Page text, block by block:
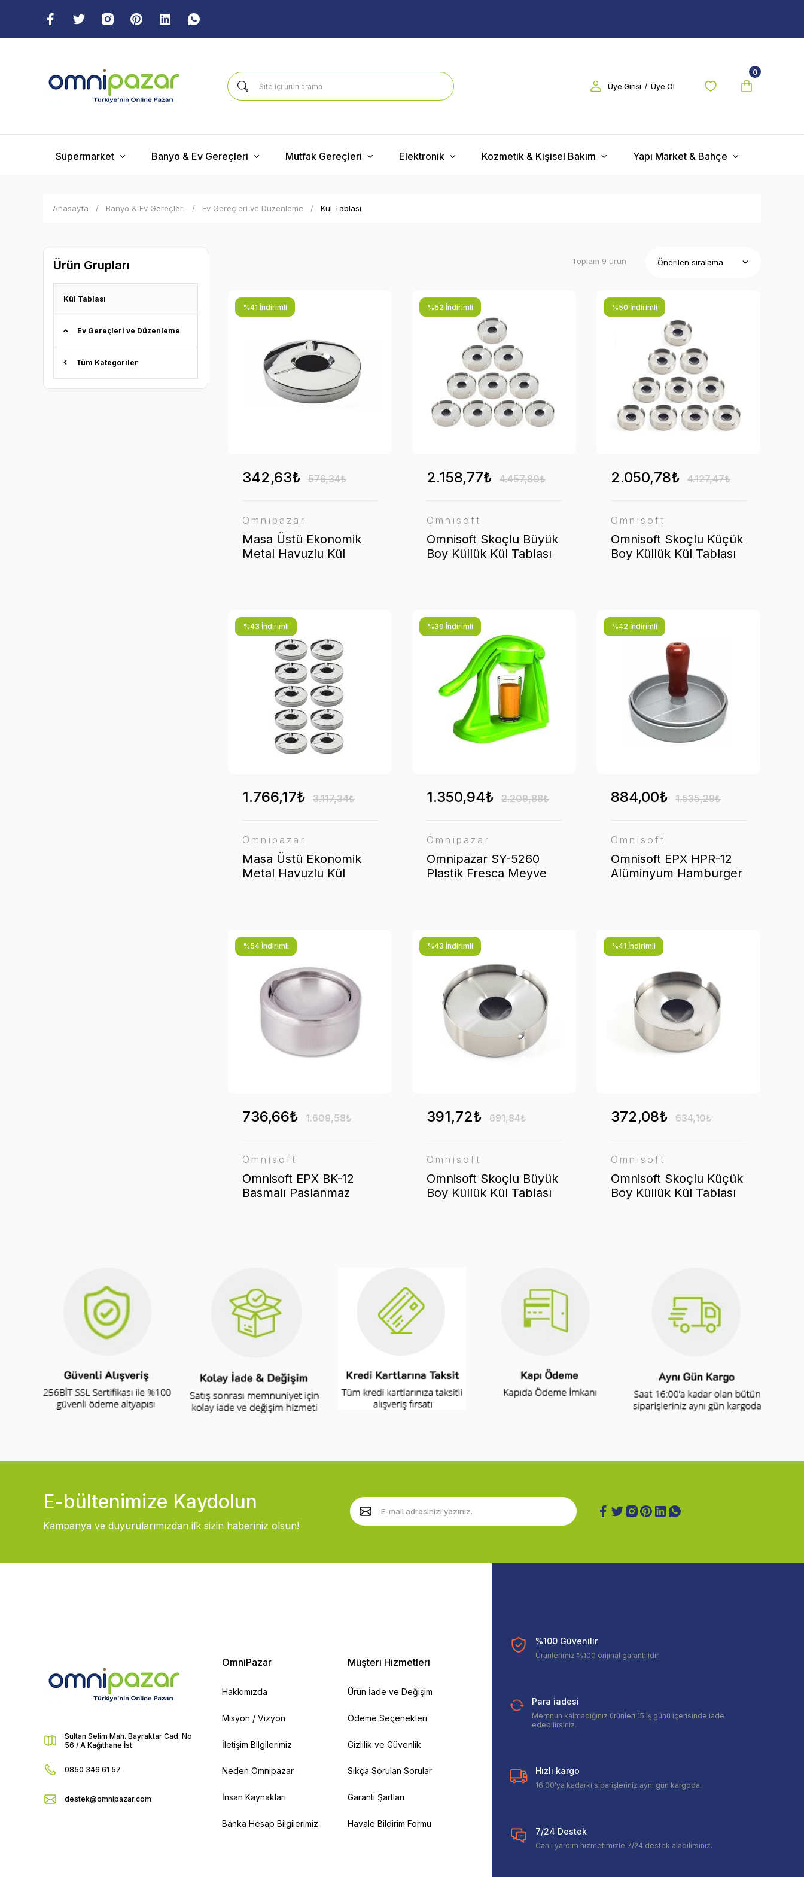
Üye Girişi / Üye Ol
0
Süpermarket Banyo & Ev Gereçleri Mutfak Gereçleri Elektronik Kozmetik & Kişisel Bakım Yapı Market & Bahçe
Anasayfa Banyo & Ev Gereçleri Ev Gereçleri ve Düzenleme Kül Tablası
Ürün Grupları
Kül Tablası
Ev Gereçleri ve Düzenleme
Tüm Kategoriler
Toplam 9 ürün
%41 İndirimli
342,63₺ 576,34₺
Omnipazar
Masa Üstü Ekonomik
Metal Havuzlu Kül
%52 İndirimli
2.158,77₺ 4.457,80₺
Omnisoft
Omnisoft Skoçlu Büyük
Boy Küllük Kül Tablası
%50 İndirimli
2.050,78₺ 4.127,47₺
Omnisoft
Omnisoft Skoçlu Küçük
Boy Küllük Kül Tablası
%43 İndirimli
1.766,17₺ 3.117,34₺
Omnipazar
Masa Üstü Ekonomik
Metal Havuzlu Kül
%39 İndirimli
1.350,94₺ 2.209,88₺
Omnipazar
Omnipazar SY-5260
Plastik Fresca Meyve
%42 İndirimli
884,00₺ 1.535,29₺
Omnisoft
Omnisoft EPX HPR-12
Alüminyum Hamburger
%54 İndirimli
736,66₺ 1.609,58₺
Omnisoft
Omnisoft EPX BK-12
Basmalı Paslanmaz
%43 İndirimli
391,72₺ 691,84₺
Omnisoft
Omnisoft Skoçlu Büyük
Boy Küllük Kül Tablası
%41 İndirimli
372,08₺ 634,10₺
Omnisoft
Omnisoft Skoçlu Küçük
Boy Küllük Kül Tablası
E-bültenimize Kaydolun
Kampanya ve duyurularımızdan ilk sizin haberiniz olsun!
Sultan Selim Mah. Bayraktar Cad. No
56 / A Kağıthane İst.
0850 346 61 57
destek@omnipazar.com
OmniPazar
Hakkımızda
Misyon / Vizyon
İletişim Bilgilerimiz
Neden Omnipazar
İnsan Kaynakları
Banka Hesap Bilgilerimiz
Müşteri Hizmetleri
Ürün İade ve Değişim
Ödeme Seçenekleri
Gizlilik ve Güvenlik
Sıkça Sorulan Sorular
Garanti Şartları
Havale Bildirim Formu
%100 Güvenilir
Ürünlerimiz %100 orijinal garantilidir.
Para iadesi
Memnun kalmadığınız ürünleri 15 iş günü içerisinde iade
edebilirsiniz.
Hızlı kargo
16:00'ya kadarki siparişleriniz aynı gün kargoda.
7/24 Destek
Canlı yardım hizmetimizle 7/24 destek alabilirsiniz.